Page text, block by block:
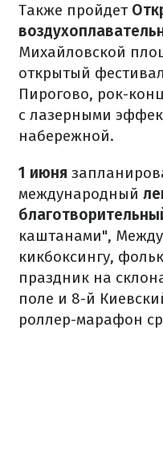
Также пройдет
Михайловской
открытый
Пирогово, рок-
с лазерными
набережной.
1 июня
международный
каштанами",
кикбоксингу,
праздник на
поле и 8-й
роллер-марафон